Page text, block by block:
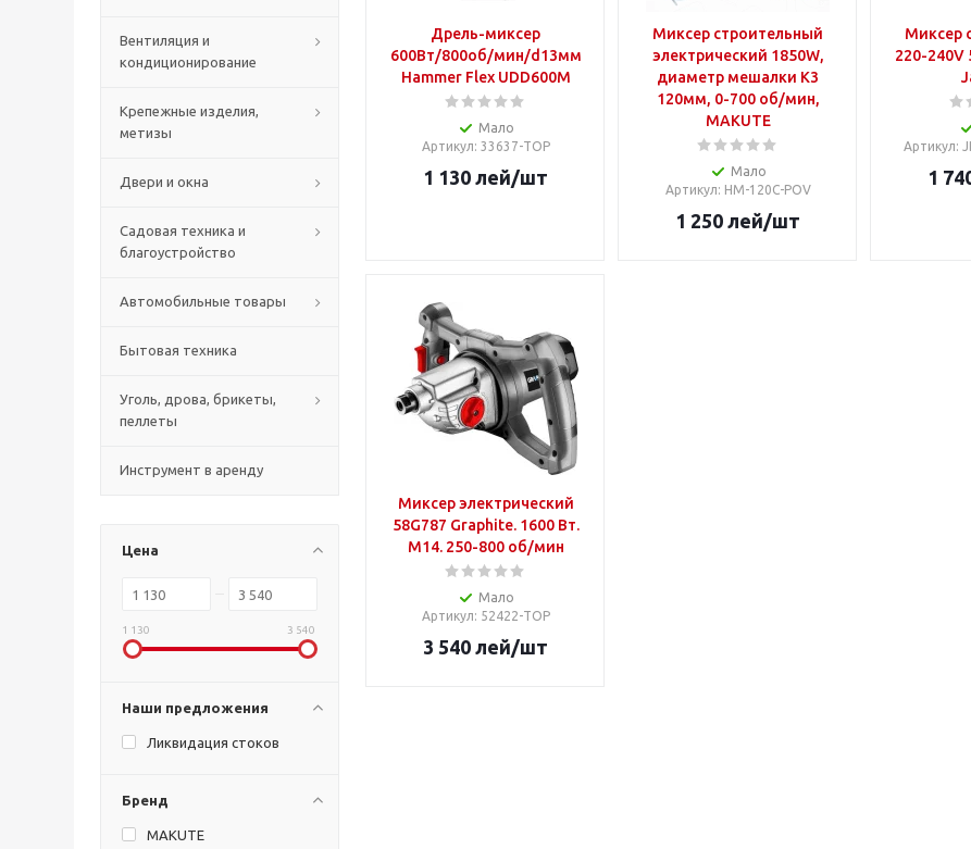
Вентиляция и
кондиционирование
Крепежные изделия,
метизы
Двери и окна
Садовая техника и
благоустройство
Автомобильные товары
Бытовая техника
Уголь, дрова, брикеты,
пеллеты
Инструмент в аренду
Цена
1 130 3 540
Наши предложения
Ликвидация стоков
Бренд
MAKUTE
Дрель-миксер
600Вт/800об/мин/d13мм
Hammer Flex UDD600М
Мало
Артикул: 33637-TOP
1 130 лей/шт
Миксер строительный
электрический 1850W,
диаметр мешалки К3
120мм, 0-700 об/мин,
MAKUTE
Мало
Артикул: HM-120C-POV
1 250 лей/шт
Миксер
220-240V
Артикул:
1
Миксер электрический
58G787 Graphite. 1600 Вт.
М14. 250-800 об/мин
Мало
Артикул: 52422-TOP
3 540 лей/шт